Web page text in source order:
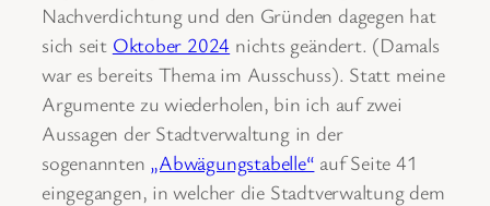
Nachverdichtung und den Gründen dagegen hat
sich seit Oktober 2024 nichts geändert. (Damals
war es bereits Thema im Ausschuss). Statt meine
Argumente zu wiederholen, bin ich auf zwei
Aussagen der Stadtverwaltung in der
sogenannten „Abwägungstabelle“ auf Seite 41
eingegangen, in welcher die Stadtverwaltung dem